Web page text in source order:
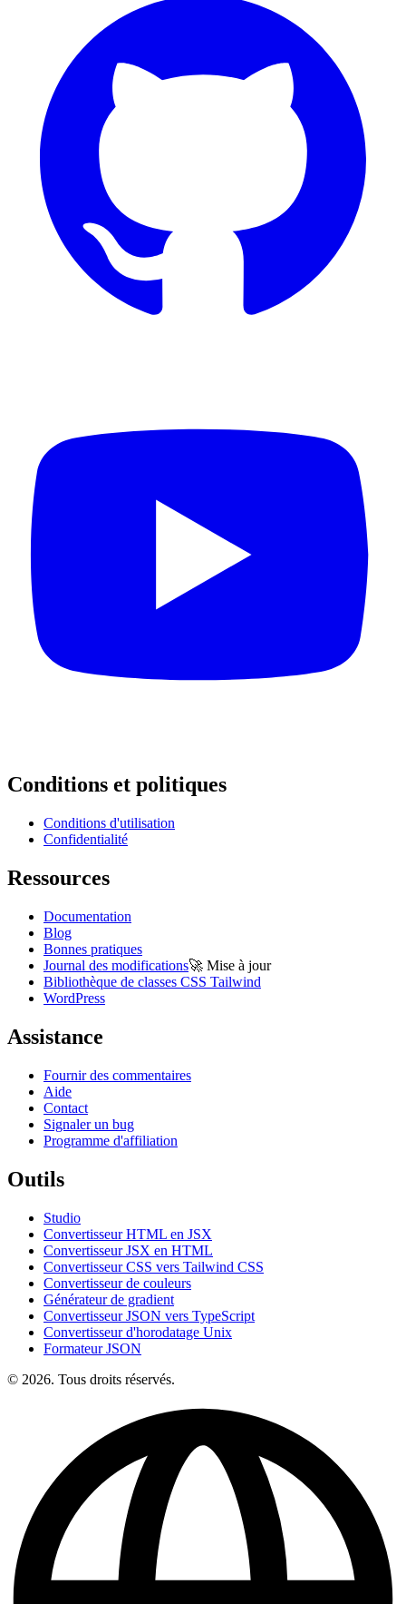
Conditions et politiques
Conditions d'utilisation
Confidentialité
Ressources
Documentation
Blog
Bonnes pratiques
Journal des modifications🚀 Mise à jour
Bibliothèque de classes CSS Tailwind
WordPress
Assistance
Fournir des commentaires
Aide
Contact
Signaler un bug
Programme d'affiliation
Outils
Studio
Convertisseur HTML en JSX
Convertisseur JSX en HTML
Convertisseur CSS vers Tailwind CSS
Convertisseur de couleurs
Générateur de gradient
Convertisseur JSON vers TypeScript
Convertisseur d'horodatage Unix
Formateur JSON
© 2026. Tous droits réservés.